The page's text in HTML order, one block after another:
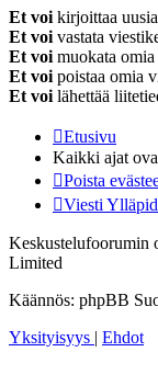
Et voi kirjoittaa
Et voi vastata
Et voi muokata omia
Et voi poistaa omia
Et voi lähettää
Etusivu
Kaikki ajat
Poista
Viesti
Keskustelufoorumin
Limited
Käännös: phpBB
Yksityisyys | Ehdot